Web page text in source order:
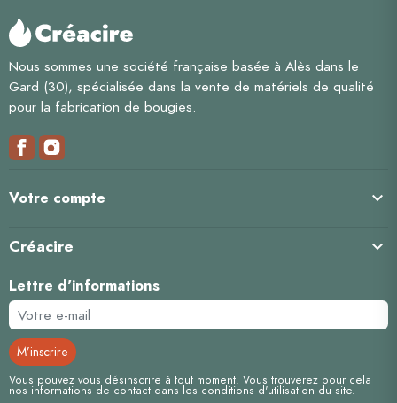
Nous sommes une société française basée à Alès dans le
Gard (30), spécialisée dans la vente de matériels de qualité
pour la fabrication de bougies.
Votre compte 
Créacire 
Lettre d'informations
Vous pouvez vous désinscrire à tout moment. Vous trouverez pour cela
nos informations de contact dans les conditions d'utilisation du site.